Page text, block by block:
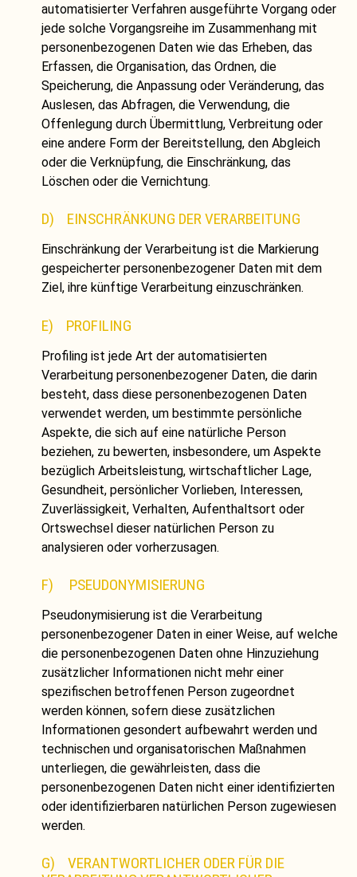
automatisierter Verfahren ausgeführte Vorgang oder
jede solche Vorgangsreihe im Zusammenhang mit
personenbezogenen Daten wie das Erheben, das
Erfassen, die Organisation, das Ordnen, die
Speicherung, die Anpassung oder Veränderung, das
Auslesen, das Abfragen, die Verwendung, die
Offenlegung durch Übermittlung, Verbreitung oder
eine andere Form der Bereitstellung, den Abgleich
oder die Verknüpfung, die Einschränkung, das
Löschen oder die Vernichtung.
D) EINSCHRÄNKUNG DER VERARBEITUNG
Einschränkung der Verarbeitung ist die Markierung
gespeicherter personenbezogener Daten mit dem
Ziel, ihre künftige Verarbeitung einzuschränken.
E) PROFILING
Profiling ist jede Art der automatisierten
Verarbeitung personenbezogener Daten, die darin
besteht, dass diese personenbezogenen Daten
verwendet werden, um bestimmte persönliche
Aspekte, die sich auf eine natürliche Person
beziehen, zu bewerten, insbesondere, um Aspekte
bezüglich Arbeitsleistung, wirtschaftlicher Lage,
Gesundheit, persönlicher Vorlieben, Interessen,
Zuverlässigkeit, Verhalten, Aufenthaltsort oder
Ortswechsel dieser natürlichen Person zu
analysieren oder vorherzusagen.
F) PSEUDONYMISIERUNG
Pseudonymisierung ist die Verarbeitung
personenbezogener Daten in einer Weise, auf welche
die personenbezogenen Daten ohne Hinzuziehung
zusätzlicher Informationen nicht mehr einer
spezifischen betroffenen Person zugeordnet
werden können, sofern diese zusätzlichen
Informationen gesondert aufbewahrt werden und
technischen und organisatorischen Maßnahmen
unterliegen, die gewährleisten, dass die
personenbezogenen Daten nicht einer identifizierten
oder identifizierbaren natürlichen Person zugewiesen
werden.
G) VERANTWORTLICHER ODER FÜR DIE